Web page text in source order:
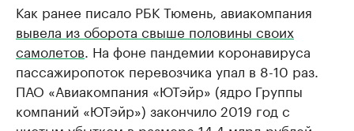
Как ранее писало РБК Тюмень, авиакомпания
вывела из оборота свыше половины своих
самолетов . На фоне пандемии коронавируса
пассажиропоток перевозчика упал в 8-10 раз.
ПАО «Авиакомпания «ЮТэйр» (ядро Группы
компаний «ЮТэйр») закончило 2019 год с